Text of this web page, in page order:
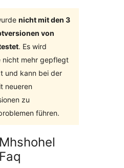
nicht mit den 3
von
. Es wird
nicht mehr gepflegt
und kann bei der
neueren
zu
führen.
Mhshohel
Faq